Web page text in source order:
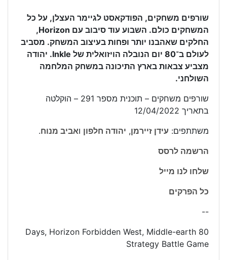
שורפים משחקים, הפודקאסט לגיימר העצלן, על כל
המשחקים כולם. השבוע עוד סיבוב עם Horizon,
החלקים שאהבנו יותר ופחות בעיצוב המשחק. מסביב
לעולם ב־80 יום הנובלה הויזואלית של Inkle. יהודה
מצביע צבאות בארץ התיכונה במשחק המלחמה
השולחני.
שורפים משחקים – תוכנית מספר 291 – הוקלטה
בתאריך 12/04/2022
משתתפים: עידן זיירמן, יהודה חלפון ואביב מנוח.
הרשמה לרסס
שלחו לנו מייל
כל הפרקים
--
80 Days, Horizon Forbidden West, Middle-earth
Strategy Battle Game